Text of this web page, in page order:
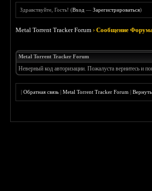
Здравствуйте, Гость! (Вход —Зарегистрироваться)
Metal Torrent Tracker Forum ›Сообщение
Metal Torrent Tracker Forum
Неверный код авторизации. Пожалуста вернитесь и
|Обратная связь |Metal Torrent Tracker Forum |